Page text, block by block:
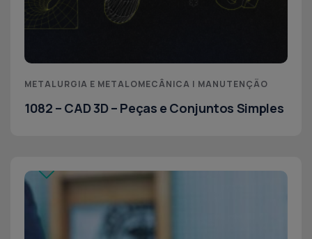
METALURGIA E METALOMECÂNICA | MANUTENÇÃO
1082 – CAD 3D – Peças e Conjuntos Simples